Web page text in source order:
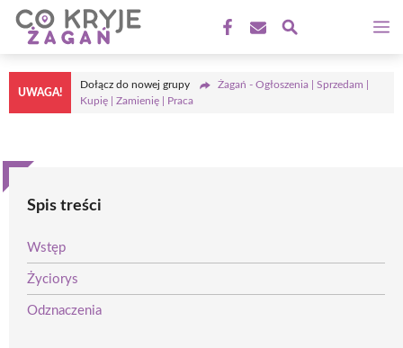
Przejdź
treści
UWAGA!
Dołącz do nowej grupy
Żagań - Ogłoszenia | Sprzedam |
Kupię | Zamienię | Praca
Spis treści
Wstęp
Życiorys
Odznaczenia